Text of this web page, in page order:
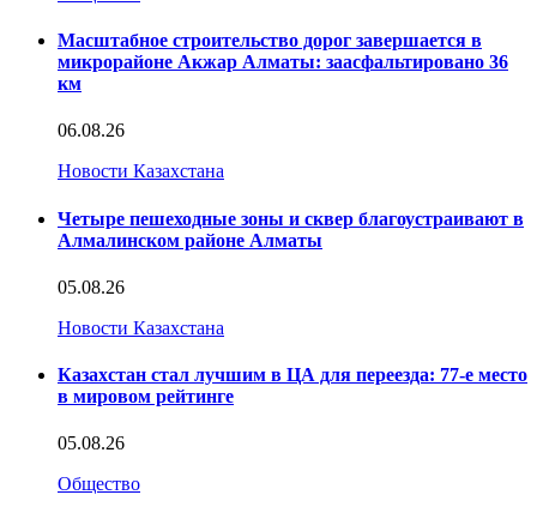
Масштабное строительство дорог завершается в
микрорайоне Акжар Алматы: заасфальтировано 36
км
06.08.26
Новости Казахстана
Четыре пешеходные зоны и сквер благоустраивают в
Алмалинском районе Алматы
05.08.26
Новости Казахстана
Казахстан стал лучшим в ЦА для переезда: 77-е место
в мировом рейтинге
05.08.26
Общество